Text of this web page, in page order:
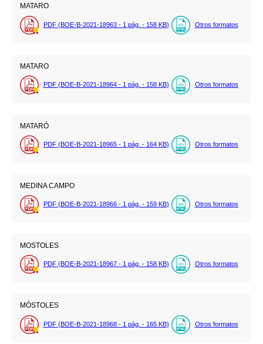
MATARO
PDF (BOE-B-2021-18963 - 1 pág. - 158 KB) Otros formatos
MATARO
PDF (BOE-B-2021-18964 - 1 pág. - 158 KB) Otros formatos
MATARÓ
PDF (BOE-B-2021-18965 - 1 pág. - 164 KB) Otros formatos
MEDINA CAMPO
PDF (BOE-B-2021-18966 - 1 pág. - 159 KB) Otros formatos
MOSTOLES
PDF (BOE-B-2021-18967 - 1 pág. - 158 KB) Otros formatos
MÓSTOLES
PDF (BOE-B-2021-18968 - 1 pág. - 165 KB) Otros formatos